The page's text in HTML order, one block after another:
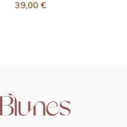
39,00 €